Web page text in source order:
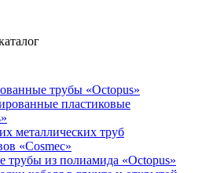
трубы «Octopus»
пластиковые
металлических труб
«Cosmec»
трубы из полиамида «Octopus»